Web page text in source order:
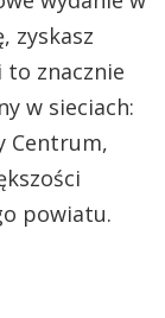
zyskasz
znacznie
w sieciach:
Centrum,
powiatu.